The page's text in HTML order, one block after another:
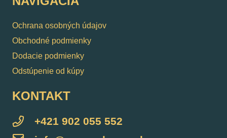
Ochrana osobných údajov
Obchodné podmienky
Dodacie podmienky
Odstúpenie od kúpy
KONTAKT
+421 902 055 552